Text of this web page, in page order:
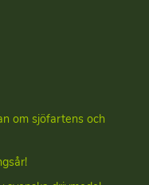
om sjöfartens och